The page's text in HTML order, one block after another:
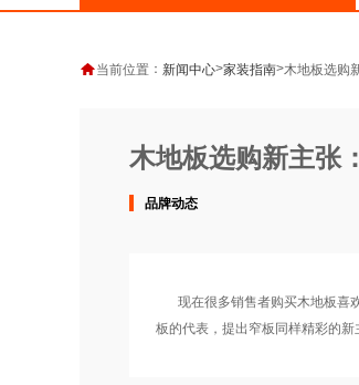
当前位置 ： 新闻中心>家装指南>木地板选购
木地板选购新主张
品牌动态
现在很多销售者购买木地板喜
板的代表，提出窄板同样精彩的新